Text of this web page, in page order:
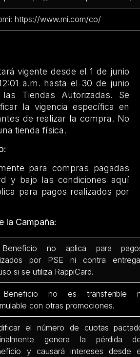
https://www.mi.com/co/
vigente desde el 1 de junio
a.m. hasta el 30 de junio
Tiendas Autorizadas. Se
la vigencia específica en
de realizar la compra. No
tienda física.
para compras pagadas
y bajo las condiciones aquí
para pagos realizados por
la Campaña:
no aplica para
por PSE ni contra
si se utiliza RappiCard.
no es transferible
con otras promociones.
el número de cuotas
genera la pérdida
y causará intereses desde